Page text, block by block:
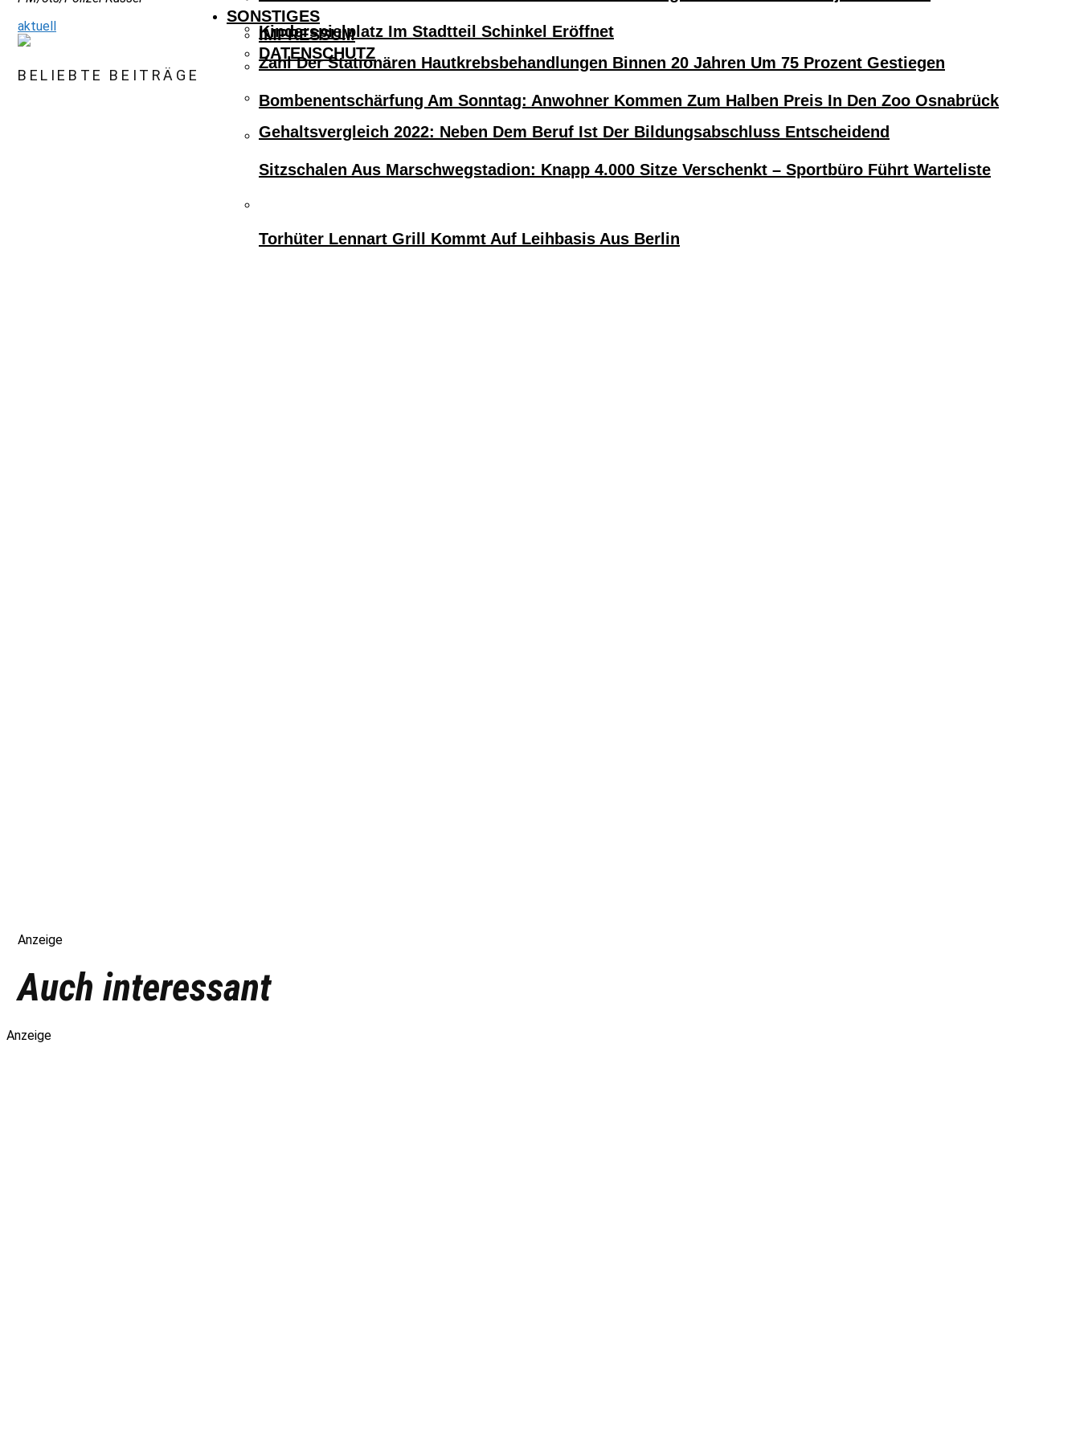
Zahl Der Stationären Hautkrebsbehandlungen Binnen 20 Jahren Um 75 Prozent Gestiegen
Gehaltsvergleich 2022: Neben Dem Beruf Ist Der Bildungsabschluss Entscheidend
Kinderspielplatz Im Stadtteil Schinkel Eröffnet
Bombenentschärfung Am Sonntag: Anwohner Kommen Zum Halben Preis In Den Zoo Osnabrück
Sitzschalen Aus Marschwegstadion: Knapp 4.000 Sitze Verschenkt – Sportbüro Führt Warteliste
Torhüter Lennart Grill Kommt Auf Leihbasis Aus Berlin
SONSTIGES
IMPRESSUM
DATENSCHUTZ
aktuell
BELIEBTE BEITRÄGE
Anzeige
Auch interessant
Anzeige